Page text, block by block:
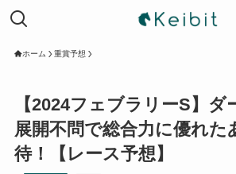
ホーム 重賞予想
【2024フェブラリーS】ダ
展開不問で総合力に優れた
待！【レース予想】